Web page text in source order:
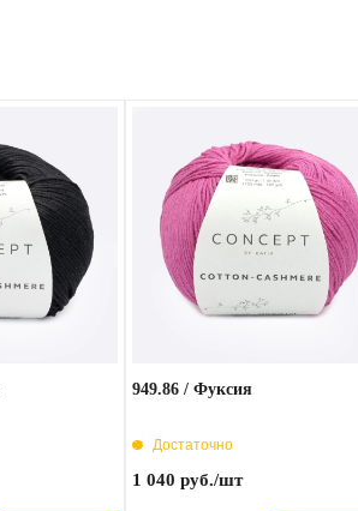
949.86 / Фуксия
Достаточно
1 040 руб./шт